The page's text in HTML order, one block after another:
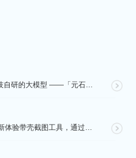
问小白 App 是基于元石科技自研的大模型 ——「元石大模型」，所推出的 AI 智能助手应用，旨在为...
「OneMockup」是一款全新体验带壳截图工具，通过导入个人照片和丰富的设备模型，用户可以轻松创建...